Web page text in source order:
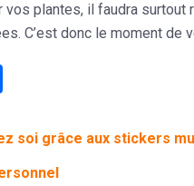
vos plantes, il faudra surtout
C’est donc le moment
soi grâce aux stickers